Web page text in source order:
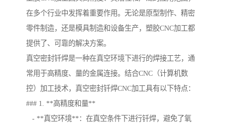
在多个行业中发挥着重要作用。无论是原型制作、精密
零件制造，还是模具制造和设备生产，塑胶CNC加工都
提供了、可靠的解决方案。
真空密封钎焊是一种在真空环境下进行的焊接工艺，通
常用于高精度、量的金属连接。结合CNC（计算机数
控）加工技术，真空密封钎焊CNC加工具有以下特点：
### 1. **高精度和量**
- **真空环境**：在真空条件下进行钎焊，避免了氧